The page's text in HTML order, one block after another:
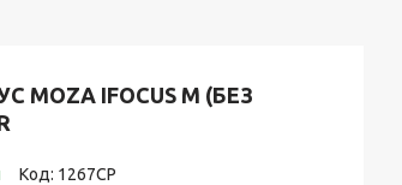
IFOCUS M (БЕЗ
Код: 1267CP